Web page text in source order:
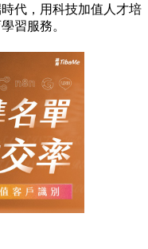
代，用科技加值人才培
習服務。